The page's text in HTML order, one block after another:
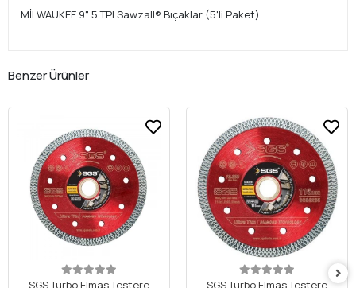
MİLWAUKEE 9" 5 TPI Sawzall® Bıçaklar (5'li Paket)
Benzer Ürünler
SGS Turbo Elmas Testere
SGS Turbo Elmas Testere